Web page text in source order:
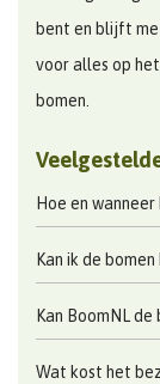
bent en blijft
voor alles op
bomen.
Hoe en
Kan ik de
Kan BoomNL
Wat kost het